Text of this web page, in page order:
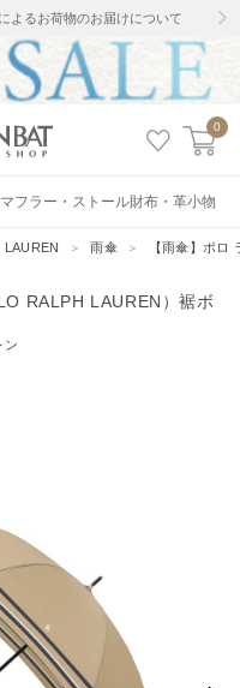
よるお荷物のお届けについて
0
マフラー・ストール財布・革小物
LAUREN ＞雨傘 ＞ 【雨傘】ポ
RALPH LAUREN）裾ボ
ン